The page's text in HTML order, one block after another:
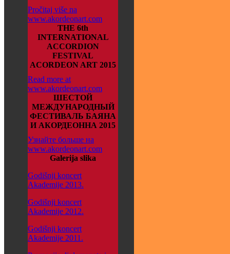
Pročitaj više na
www.akordeonart.com
THE 6th
INTERNATIONAL
ACCORDION
FESTIVAL
ACORDEON ART 2015
Read more at
www.akordeonart.com
ШЕСТОЙ
МЕЖДУНАРОДНЫЙ
ФЕСТИВАЛЬ БАЯНА
И АКОРДЕОННА 2015
Узнайте больше на
www.akordeonart.com
Galerija slika
Godišnji koncert
Akademije 2013.
Godišnji koncert
Akademije 2012.
Godišnji koncert
Akademije 2011.